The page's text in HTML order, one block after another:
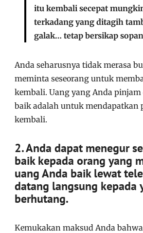
itu kembali secepat
terkadang yang ditagih
galak… tetap bersikap
Anda seharusnya tidak merasa
meminta seseorang untuk
kembali. Uang yang Anda
baik adalah untuk mendapatkan
kembali.
2. Anda dapat menegur
baik kepada orang yang
uang Anda baik lewat
datang langsung kepada
berhutang.
Kemukakan maksud Anda